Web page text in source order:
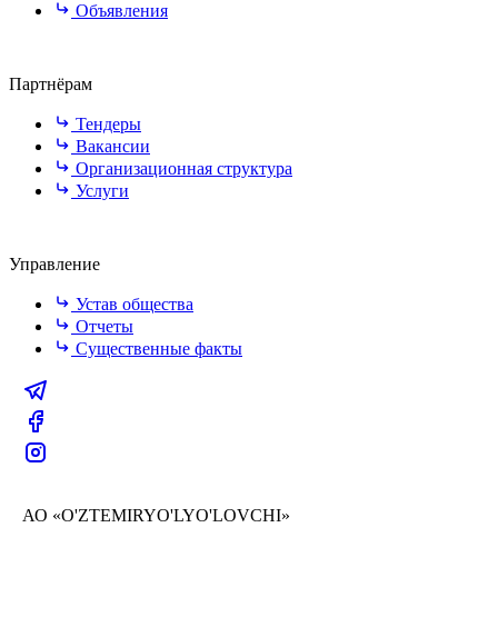
Объявления
Партнёрам
Тендеры
Вакансии
Организационная структура
Услуги
Управление
Устав общества
Отчеты
Существенные факты
АО «O'ZTEMIRYO'LYO'LOVCHI»